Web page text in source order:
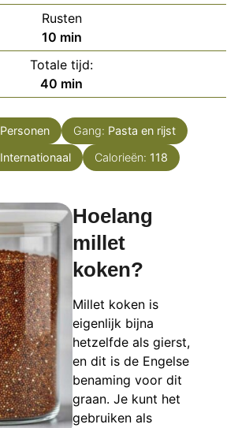
Rusten
10minuten
min
Totale tijd:
40 minuten
min
Personen Gang: Pasta en rijst
Internationaal Calorieën: 118
Hoelang
millet
koken?
Millet koken is
eigenlijk bijna
hetzelfde als gierst,
en dit is de Engelse
benaming voor dit
graan. Je kunt het
gebruiken als